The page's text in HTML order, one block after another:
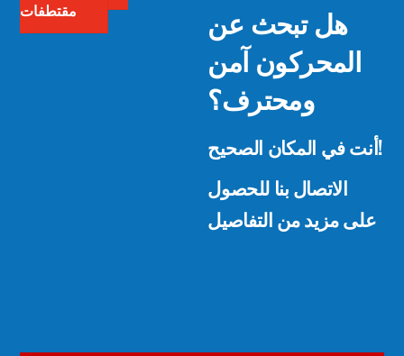
مقتطفات
هل تبحث عن
المحركون آمن
ومحترف؟
أنت في المكان الصحيح!
الاتصال بنا للحصول
على مزيد من التفاصيل